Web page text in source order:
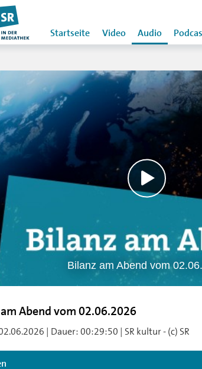
Startseite Video Audio
Bilanz am Abend vom
Abend vom 02.06.2026
| Dauer: 00:29:50 | SR kultur - (c) SR